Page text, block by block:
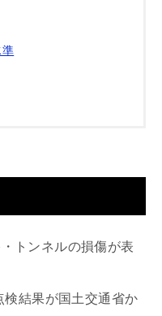
準
トンネルの損傷が表
結果が国土交通省か